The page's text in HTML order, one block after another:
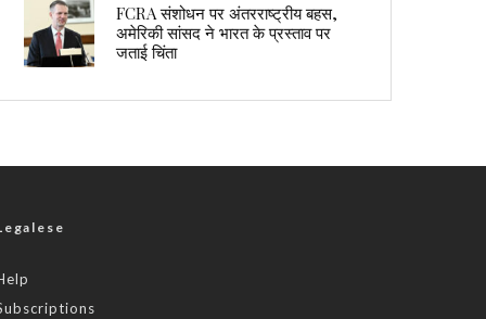
FCRA संशोधन पर अंतरराष्ट्रीय बहस,
अमेरिकी सांसद ने भारत के प्रस्ताव पर
जताई चिंता